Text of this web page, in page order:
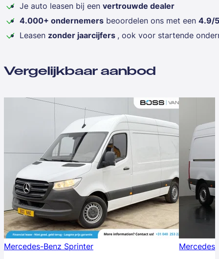
Je auto leasen bij een vertrouwde dealer
4.000+ ondernemers beoordelen ons met een 4.9/5
Leasen zonder jaarcijfers , ook voor startende
Vergelijkbaar aanbod
Mercedes-Benz Sprinter